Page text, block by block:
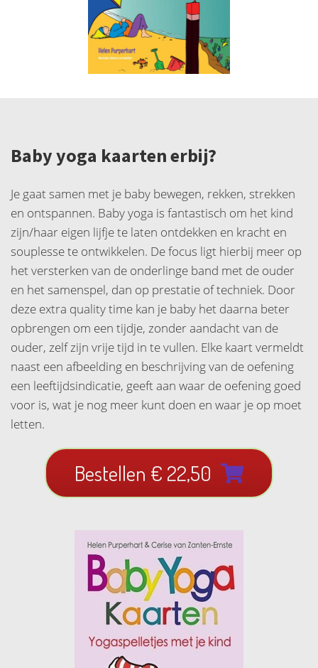
Baby yoga kaarten erbij?
Je gaat samen met je baby bewegen, rekken, strekken
en ontspannen. Baby yoga is fantastisch om het kind
zijn/haar eigen lijfje te laten ontdekken en kracht en
souplesse te ontwikkelen. De focus ligt hierbij meer op
het versterken van de onderlinge band met de ouder
en het samenspel, dan op prestatie of techniek. Door
deze extra quality time kan je baby het daarna beter
opbrengen om een tijdje, zonder aandacht van de
ouder, zelf zijn vrije tijd in te vullen. Elke kaart vermeldt
naast een afbeelding en beschrijving van de oefening
een leeftijdsindicatie, geeft aan waar de oefening goed
voor is, wat je nog meer kunt doen en waar je op moet
letten.
Bestellen € 22,50